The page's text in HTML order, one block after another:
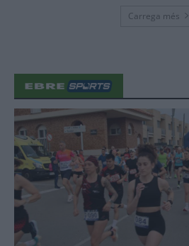
Carrega més